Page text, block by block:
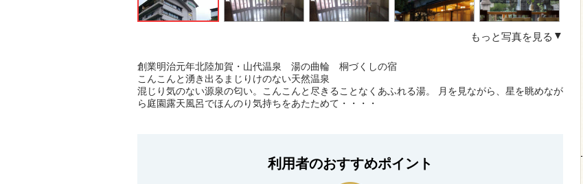
もっと写真を見る
創業明治元年北陸加賀・山代温泉 湯の曲輪 桐づくしの宿
こんこんと湧き出るまじりけのない天然温泉
混じり気のない源泉の匂い。こんこんと尽きることなくあふれる湯。 月を見ながら、星を眺めなが
ら庭園露天風呂でほんのり気持ちをあたためて・・・・
利用者のおすすめポイント